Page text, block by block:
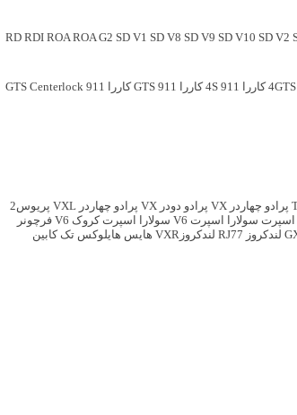
RD RDI ROA ROA G2 SD V1 SD V8 SD V9 SD V10 SD V2
کاررا 911 4S کاررا 911 GTS
کاررا 911 GTS Centerlock
پرادو چهاردر VX پرادو دودر VX پرادو چهاردر VXL
پریوس2
اسپرت سولارا اسپرت V6 سولارا اسپرت کروک V6
فرچونر
لندکروز RJ77 لندکروزVXR هایس هایلوکس تک کابین